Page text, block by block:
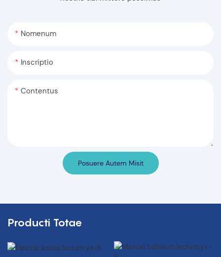
Nomenum
Inscriptio
Contentus
Posuere Autem Misit
Producti Totae